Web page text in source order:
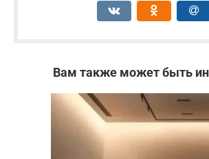
Вам также может быть